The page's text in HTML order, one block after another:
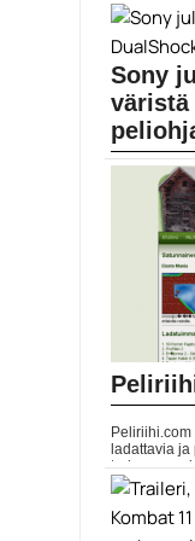
Epic Games
joillekin...
epic games
Sony
väristä
PlayStation
laajenee
DualShock 4
ladattavia
tarjoaa
ladattavia
oppaita,
Pelit